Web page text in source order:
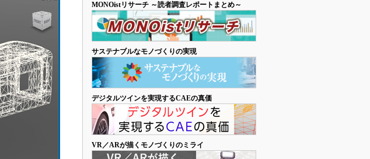
MONOistリサーチ ～読者調査レポートまとめ～
サステナブルなモノづくりの実現
デジタルツインを実現するCAEの真価
VR／ARが描くモノづくりのミライ